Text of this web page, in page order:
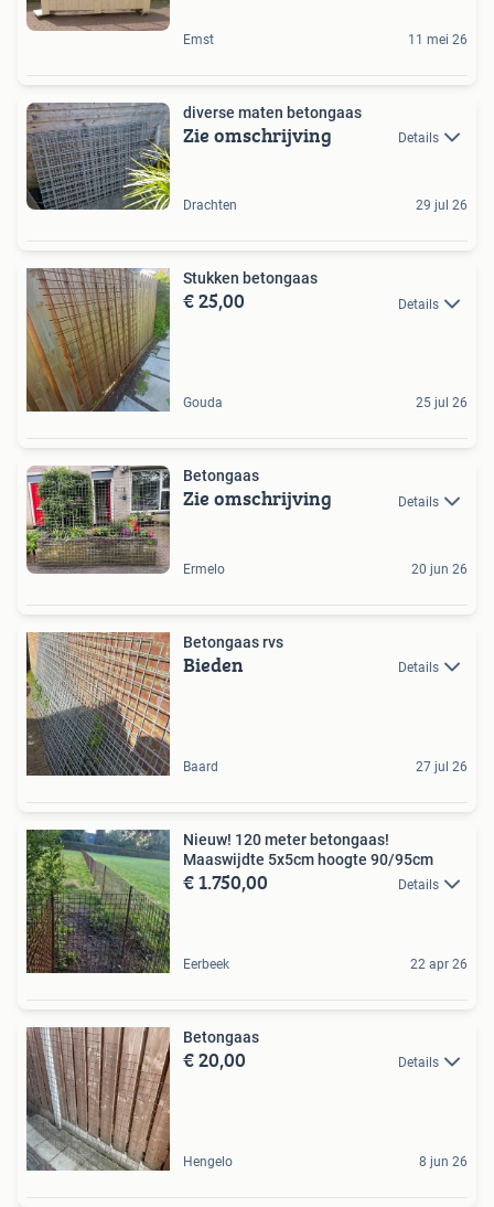
Emst 11 mei 26
diverse maten betongaas
Zie omschrijving Details
Drachten 29 jul 26
Stukken betongaas
€ 25,00 Details
Gouda 25 jul 26
Betongaas
Zie omschrijving Details
Ermelo 20 jun 26
Betongaas rvs
Bieden Details
Baard 27 jul 26
Nieuw! 120 meter betongaas!
Maaswijdte 5x5cm hoogte 90/95cm
€ 1.750,00 Details
Eerbeek 22 apr 26
Betongaas
€ 20,00 Details
Hengelo 8 jun 26